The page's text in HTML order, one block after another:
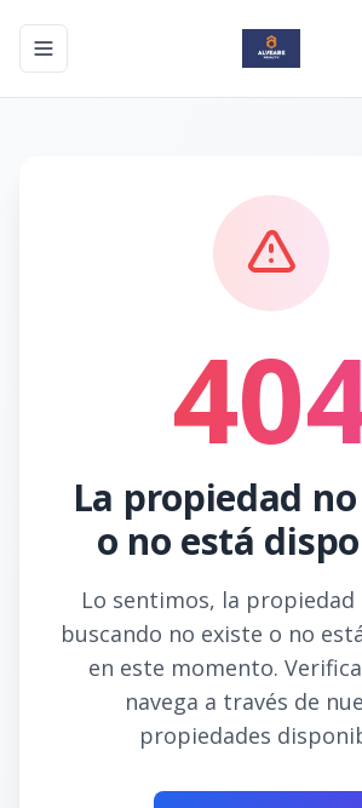
Toggle navigation menu
La propiedad
o no está
Lo sentimos, la propiedad
buscando no existe o no
en este momento.
navega a través de
propiedades